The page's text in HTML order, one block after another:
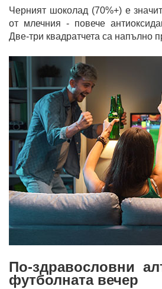
Черният шоколад (70%+) е
от млечния - повече
Две-три квадратчета са напълно
По-здравословни
футболната вечер